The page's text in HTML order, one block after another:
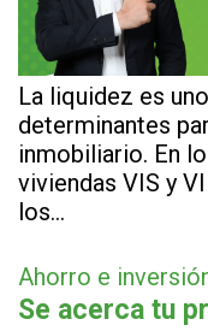
La liquidez es
determinantes
inmobiliario. En
viviendas VIS y
los…
Ahorro e
Se acerca tu